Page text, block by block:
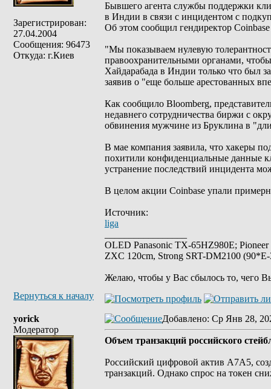
Зарегистрирован:
27.04.2004
Сообщения: 96473
Откуда: г.Киев
Бывшего агента службы поддержки
в Индии в связи с инцидентом с
Об этом сообщил гендиректор
"Мы показываем нулевую
правоохранительными органами,
Хайдарабада в Индии только что был
заявив о "еще больше арестованных
Как сообщило Bloomberg,
недавнего сотрудничества биржи с
обвинения мужчине из Бруклина в
В мае компания заявила, что хакеры
похитили конфиденциальные данные
устранение последствий инцидента
В целом акции Coinbase упали
Источник:
liga
OLED Panasonic TX-65HZ980E;
ZXC 120cm, Strong SRT-DM2100
Желаю, чтобы у Вас сбылось то, чего
Вернуться к началу
yorick
Модератор
Добавлено: Ср Янв 28,
Объем транзакций российского
Российский цифровой актив A7A5,
транзакций. Однако спрос на токен